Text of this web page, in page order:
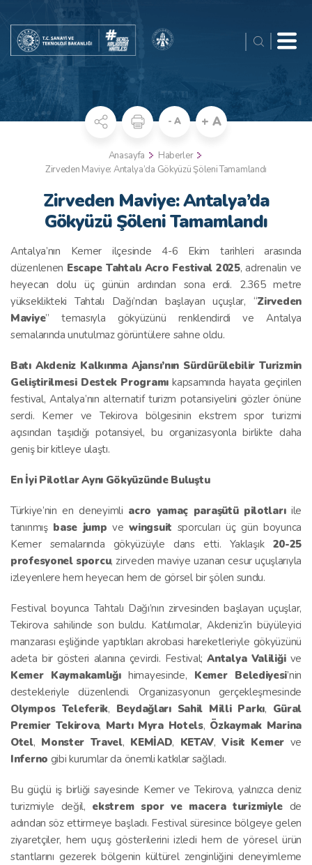
- A + A
Anasayfa
Haberler
Zirveden Maviye: Antalya’da Gökyüzü Şöleni Tamamlandı
Zirveden Maviye: Antalya’da
Gökyüzü Şöleni Tamamlandı
Antalya’nın Kemer ilçesinde 4-6 Ekim tarihleri arasında
düzenlenen Escape Tahtalı Acro Festival 2025, adrenalin ve
heyecan dolu üç günün ardından sona erdi. 2.365 metre
yükseklikteki Tahtalı Dağı’ndan başlayan uçuşlar, “Zirveden
Maviye” temasıyla gökyüzünü renklendirdi ve Antalya
semalarında unutulmaz görüntülere sahne oldu.
Batı Akdeniz Kalkınma Ajansı’nın Sürdürülebilir Turizmin
Geliştirilmesi Destek Programıkapsamında hayata geçirilen
festival, Antalya’nın alternatif turizm potansiyelini gözler önüne
serdi. Kemer ve Tekirova bölgesinin ekstrem spor turizmi
açısından taşıdığı potansiyel, bu organizasyonla birlikte daha
geniş bir kitleye ulaştı.
En İyi Pilotlar Aynı Gökyüzünde Buluştu
Türkiye’nin en deneyimli acro yamaç paraşütü pilotlarıile
tanınmış base jump vewingsuit sporcuları üç gün boyunca
Kemer semalarında gökyüzüyle dans etti. Yaklaşık 20-25
profesyonel sporcu, zirveden maviye uzanan cesur uçuşlarıyla
izleyenlere hem heyecan hem de görsel bir şölen sundu.
Festival boyunca Tahtalı Dağı’nın zirvesinden başlayan uçuşlar,
Tekirova sahilinde son buldu. Katılımcılar, Akdeniz’in büyüleyici
manzarası eşliğinde yaptıkları akrobasi hareketleriyle gökyüzünü
adeta bir gösteri alanına çevirdi. Festival;Antalya Valiliğive
Kemer Kaymakamlığıhimayesinde, Kemer Belediyesi’nin
destekleriyle düzenlendi. Organizasyonun gerçekleşmesinde
Olympos Teleferik, Beydağları Sahil Milli Parkı, Güral
Premier Tekirova, Martı Myra Hotels, Özkaymak Marina
Otel, Monster Travel, KEMİAD, KETAV,Visit Kemer ve
Inferno gibi kurumlar da önemli katkılar sağladı.
Bu güçlü iş birliği sayesinde Kemer ve Tekirova, yalnızca deniz
turizmiyle değil, ekstrem spor ve macera turizmiyle de
adından söz ettirmeye başladı. Festival süresince bölgeye gelen
ziyaretçiler, hem uçuş gösterilerini izledi hem de yöresel ürün
stantlarını gezerek bölgenin kültürel zenginliğini deneyimleme